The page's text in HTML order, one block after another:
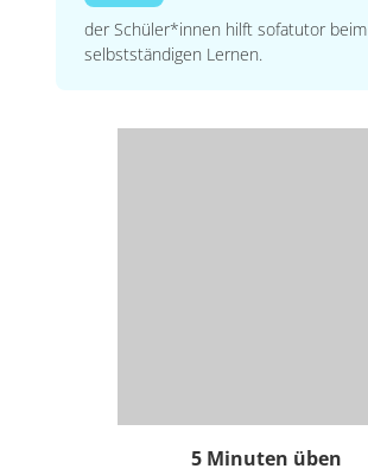
der Schüler*innen hilft sofatutor beim
selbstständigen Lernen.
5 Minuten üben